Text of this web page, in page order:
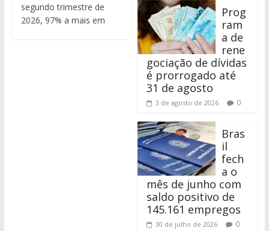
segundo trimestre de
2026, 97% a mais em
Prog
ram
a de
rene
gociação de dívidas
é prorrogado até
31 de agosto
3 de agosto de 2026 0
Bras
il
fech
a o
mês de junho com
saldo positivo de
145.161 empregos
30 de julho de 2026 0